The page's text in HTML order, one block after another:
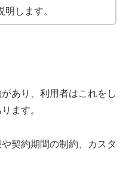
します。
あり、利用者はこれをし
ます。
契約期間の制約、カスタ